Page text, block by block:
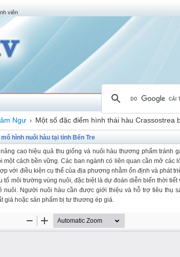
viên
Ngư › Một số đặc điểm hình thái hàu Crassostrea
hình nuôi hàu tại tỉnh Bến Tre
cao hiệu quả thu giống và nuôi hàu thương phẩm tránh
cách bền vững. Các ban ngành có liên quan cần mở các
với điều kiện cụ thể của địa phương nhằm ổn định và phát
môi trường vùng nuôi, đặc biệt là dự đoán diễn biến thời tiết
nuôi. Người nuôi hàu cần được giới thiệu và hỗ trợ tiêu thụ
giá hoặc sản phẩm bị tư thương ép giá.